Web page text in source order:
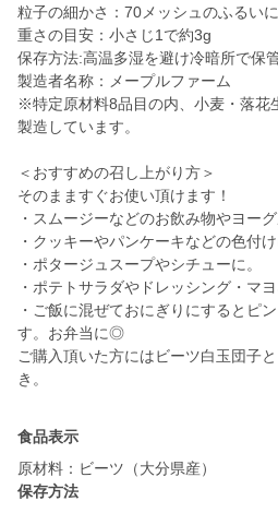
粒子の細かさ：70メッシュのふるい
重さの目安：小さじ1で約3g
保存方法:高温多湿を避け冷暗所で保
製造者名称：メープルファーム
※特定原材料8品目の内、小麦・落花
製造しています。
＜おすすめの召し上がり方＞
そのまますぐお使い頂けます！
・スムージーなどのお飲み物やヨーグ
・クッキーやパンケーキなどの色付け
・ポタージュスープやシチューに。
・ポテトサラダやドレッシング・マ
・ご飯に混ぜておにぎりにするとピ
す。お弁当に◎
ご購入頂いた方にはビーツ白玉団子
き。
食品表示
原材料：ビーツ（大分県産）
保存方法